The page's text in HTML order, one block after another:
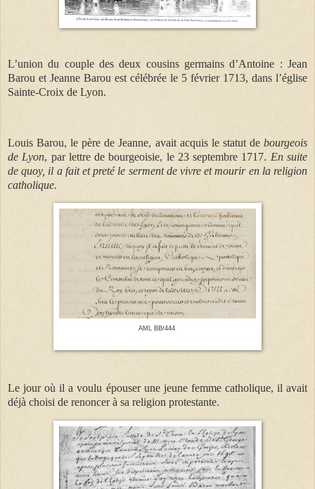
L’union du couple des deux cousins germains d’Antoine : Jean
Barou et Jeanne Barou est célébrée le 5 février 1713, dans l’église
Sainte-Croix de Lyon.
Louis Barou,le père de Jeanne, avait acquis le statut debourgeois
de Lyon, par lettre de bourgeoisie, le 23 septembre 1717. En suite
de quoy, il a fait et preté le serment de vivre et mourir en la religion
catholique.
AML BB/444
Le jour où il a voulu épouser une jeune femme catholique, il avait
déjà choisi de renoncer à sa religion protestante.